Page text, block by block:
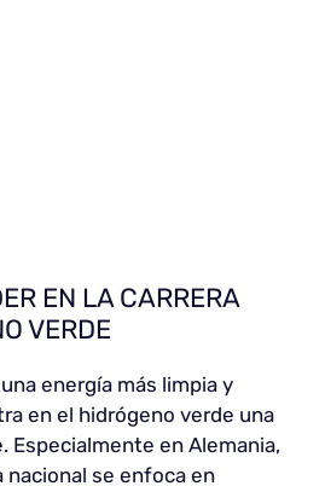
EN LA CARRERA
VERDE
energía más limpia y
en el hidrógeno verde una
Especialmente en Alemania,
se enfoca en